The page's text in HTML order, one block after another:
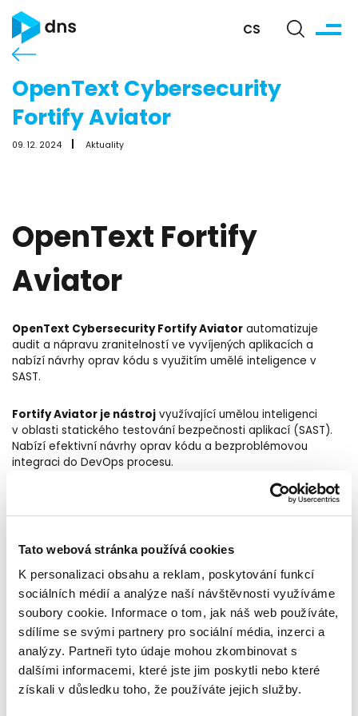
Tato webová stránka používá cookies
K personalizaci obsahu a reklam, poskytování funkcí
sociálních médií a analýze naší návštěvnosti využíváme
soubory cookie. Informace o tom, jak náš web používáte,
sdílíme se svými partnery pro sociální média, inzerci a
analýzy. Partneři tyto údaje mohou zkombinovat s
dalšími informacemi, které jste jim poskytli nebo které
získali v důsledku toho, že používáte jejich služby.
CS
OpenText Cybersecurity
Fortify Aviator
09. 12. 2024 Aktuality
OpenText Fortify
Aviator
OpenText Cybersecurity Fortify Aviatorautomatizuje
audit a nápravu zranitelností ve vyvíjených aplikacích a
nabízí návrhy oprav kódu s využitím umělé inteligence v
SAST.
Fortify Aviator je nástrojvyužívající umělou inteligenci
v oblasti statického testování bezpečnosti aplikací (SAST).
Nabízí efektivní návrhy oprav kódu a bezproblémovou
integraci do DevOps procesu.
Jednou z nočních můr současných vývojářů je množství
nevyřešených bezpečnostních problémů. Identifikace a
vede ke zpoždění a frustraci. Tradiční nástroje SAST mohou
kterými si musí sami poradit.
Pomocí Fortify Aviator, který využívá pokročilých algoritmů
strojového učení, je možné provést rychlou analýzu
zdrojového kódu. Následně identifikovat jeho bezpečnostní
slabiny a navhrnout patřičná nápravná opatření. Díky tomu je
možné vyvíjet aplikace rychleji, efektivně a hlavně bezpečně.